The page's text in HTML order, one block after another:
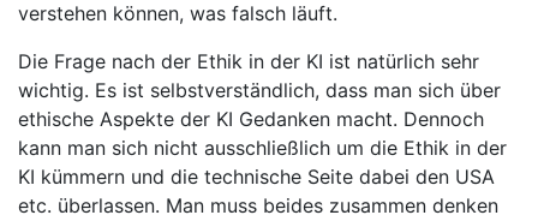
verstehen können, was falsch läuft.
Die Frage nach der Ethik in der KI ist natürlich sehr
wichtig. Es ist selbstverständlich, dass man sich über
ethische Aspekte der KI Gedanken macht. Dennoch
kann man sich nicht ausschließlich um die Ethik in der
KI kümmern und die technische Seite dabei den USA
etc. überlassen. Man muss beides zusammen denken